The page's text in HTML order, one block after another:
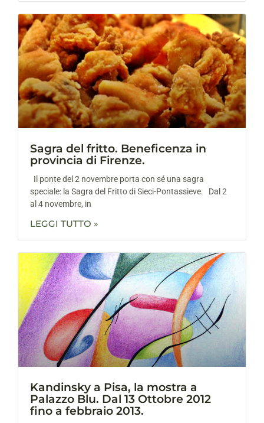
Sagra del fritto. Beneficenza in
provincia di Firenze.
Il ponte del 2 novembre porta con sé una sagra
speciale: la Sagra del Fritto di Sieci-Pontassieve. Dal 2
al 4 novembre, in
LEGGI TUTTO »
Kandinsky a Pisa, la mostra a
Palazzo Blu. Dal 13 Ottobre 2012
fino a febbraio 2013.